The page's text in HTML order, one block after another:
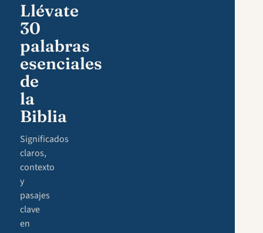
Llévate
30
palabras
esenciales
de
la
Biblia
Significados
claros,
contexto
y
pasajes
clave
en